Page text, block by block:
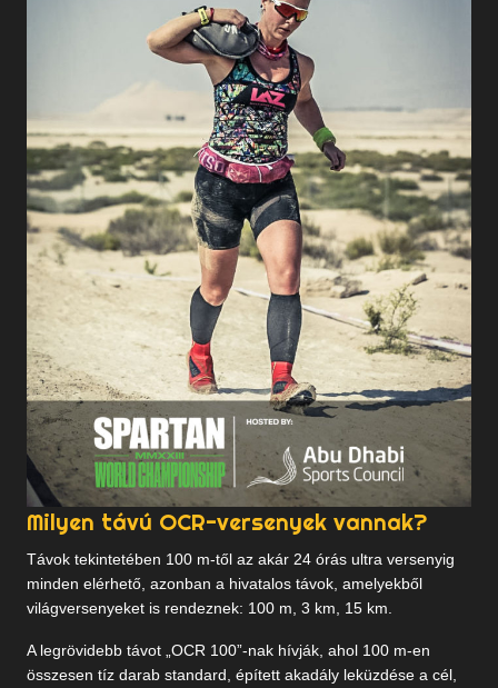
Milyen távú OCR-versenyek vannak?
Távok tekintetében 100 m-től az akár 24 órás ultra versenyig
minden elérhető, azonban a hivatalos távok, amelyekből
világversenyeket is rendeznek: 100 m, 3 km, 15 km.
A legrövidebb távot „OCR 100”-nak hívják, ahol 100 m-en
összesen tíz darab standard, épített akadály leküzdése a cél,